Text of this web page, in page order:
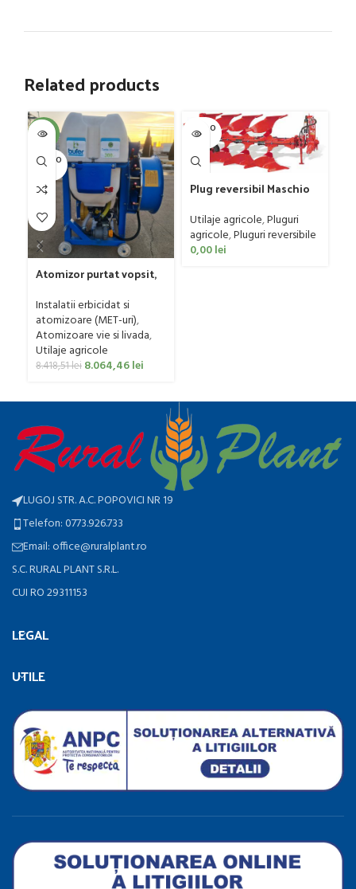
Related products
-4%
SOLD O
UT
Atomizor purtat vopsit,
Bufer, model Ronda
Clasic, 200 litri
Instalatii erbicidat si
atomizoare (MET-uri),
Atomizoare vie si livada,
Utilaje agricole
8.418,51lei 8.064,46lei
SOLD O
UT
Plug reversibil Maschio
4 D 95
Utilaje agricole,Pluguri
agricole,Pluguri reversibile
0,00lei
LUGOJ STR. A.C. POPOVICI NR 19
Telefon: 0773.926.733
Email: office@ruralplant.ro
S.C. RURAL PLANT S.R.L.
CUI RO 29311153
LEGAL
UTILE